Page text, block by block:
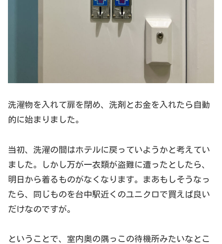
洗濯物を入れて扉を閉め、洗剤とお金を入れたら自動
的に始まりました。
当初、洗濯の間はホテルに戻っていようかと考えてい
ました。しかし万が一衣類が盗難に遭ったとしたら、
明日から着るものがなくなります。まあもしそうなっ
たら、同じものを台中駅近くのユニクロで買えば良い
だけなのですが。
ということで、室内奥の隅っこの待機所みたいなとこ